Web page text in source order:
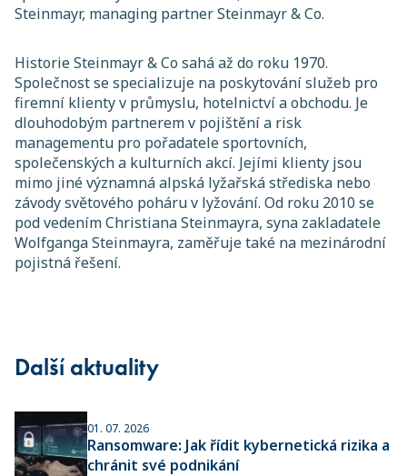
Steinmayr, managing partner Steinmayr & Co.
Historie Steinmayr & Co sahá až do roku 1970.
Společnost se specializuje na poskytování služeb pro
firemní klienty v průmyslu, hotelnictví a obchodu. Je
dlouhodobým partnerem v pojištění a risk
managementu pro pořadatele sportovních,
společenských a kulturních akcí. Jejími klienty jsou
mimo jiné významná alpská lyžařská střediska nebo
závody světového poháru v lyžování. Od roku 2010 se
pod vedením Christiana Steinmayra, syna zakladatele
Wolfganga Steinmayra, zaměřuje také na mezinárodní
pojistná řešení.
Další aktuality
01. 07. 2026
Ransomware: Jak řídit kybernetická rizika a
chránit své podnikání